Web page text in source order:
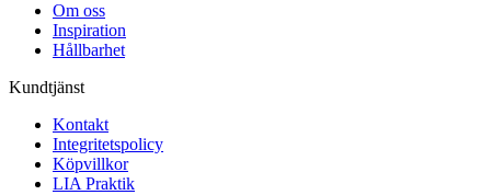
Om oss
Inspiration
Hållbarhet
Kundtjänst
Kontakt
Integritetspolicy
Köpvillkor
LIA Praktik